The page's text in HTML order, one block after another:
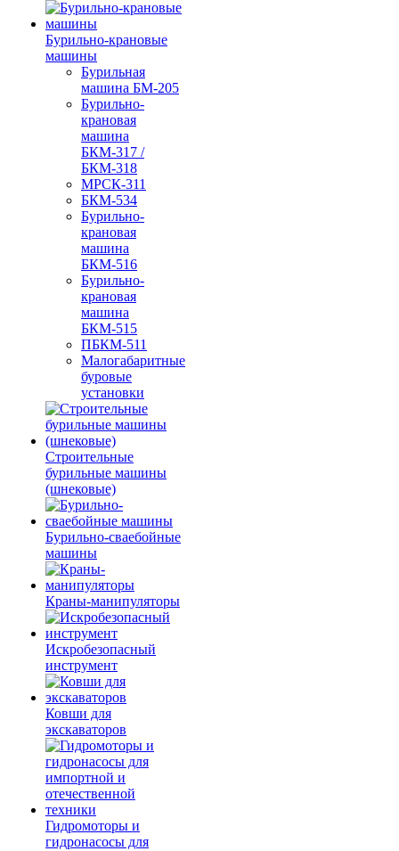
Бурильно-крановые
машины
Бурильная
машина БМ-205
Бурильно-
крановая
машина
БКМ-317 /
БКМ-318
МРСК-311
БКМ-534
Бурильно-
крановая
машина
БКМ-516
Бурильно-
крановая
машина
БКМ-515
ПБКМ-511
Малогабаритные
буровые
установки
Строительные
бурильные машины
(шнековые)
Бурильно-сваебойные
машины
Краны-манипуляторы
Искробезопасный
инструмент
Ковши для
экскаваторов
Гидромоторы и
гидронасосы для